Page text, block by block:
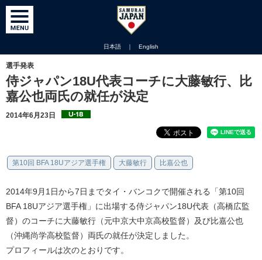
日本語 ｜ English
選手発表
侍ジャパン18U代表コーチに大藤敏行、比
嘉公也両氏の就任が決定
2014年6月23日
第10回 BFA 18Uアジア選手権 大藤敏行 比嘉公也
2014年9月1日から7日までタイ・バンコクで開催される「第10回
BFA 18Uアジア選手権」に出場する侍ジャパン18U代表（高橋広監
督）のコーチに大藤敏行（元中京大中京高校監督）及び比嘉公也
（沖縄尚学高校監督）両氏の就任が決定しました。
プロフィールは次のとおりです。